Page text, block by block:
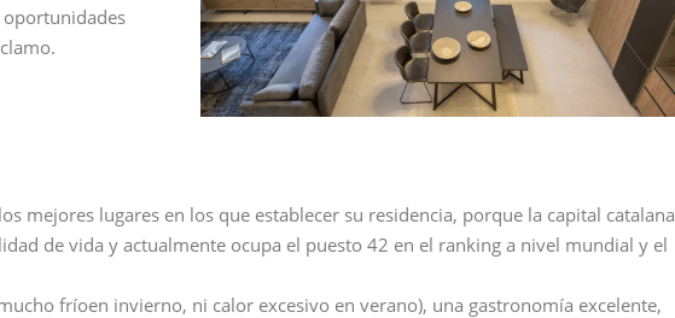
mejores lugares en los que establecer su residencia, porque la capital catalana
de vida y actualmente ocupa el puesto 42 en el ranking a nivel mundial y el
fríoen invierno, ni calor excesivo en verano), una gastronomía excelente,